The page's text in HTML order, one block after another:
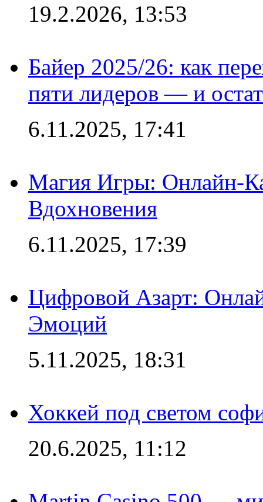
19.2.2026, 13:53
Байер 2025/26: как
пяти лидеров — и
6.11.2025, 17:41
Магия Игры: Онлайн-
Вдохновения
6.11.2025, 17:39
Цифровой Азарт:
Эмоций
5.11.2025, 18:31
Хоккей под светом
20.6.2025, 11:12